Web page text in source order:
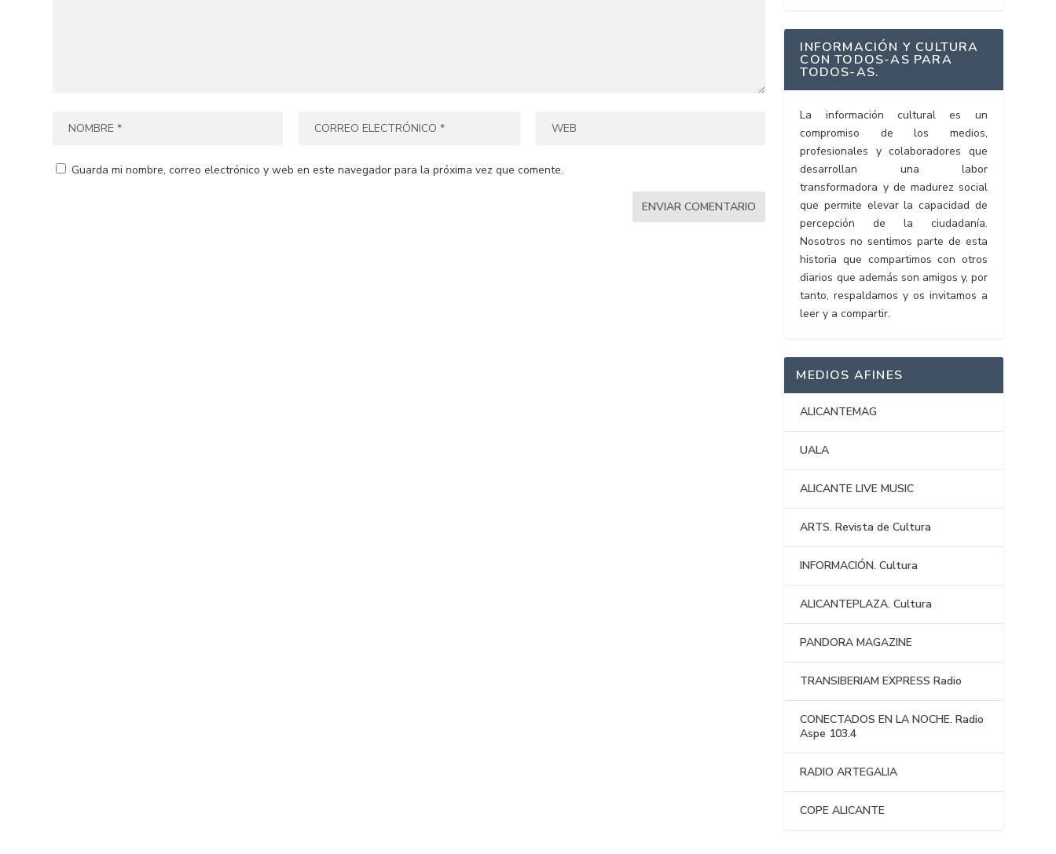
Guarda mi nombre, correo electrónico y web en este navegador para la próxima vez que comente.
INFORMACIÓN Y CULTURA
CON TODOS-AS PARA
TODOS-AS.
La información cultural es un
compromiso de los medios,
profesionales y colaboradores que
desarrollan una labor
transformadora y de madurez social
que permite elevar la capacidad de
percepción de la ciudadanía.
Nosotros no sentimos parte de esta
historia que compartimos con otros
diarios que además son amigos y, por
tanto, respaldamos y os invitamos a
leer y a compartir.
MEDIOS AFINES
ALICANTEMAG
UALA
ALICANTE LIVE MUSIC
ARTS. Revista de Cultura
INFORMACIÓN. Cultura
ALICANTEPLAZA. Cultura
PANDORA MAGAZINE
TRANSIBERIAM EXPRESS Radio
CONECTADOS EN LA NOCHE. Radio
Aspe 103.4
RADIO ARTEGALIA
COPE ALICANTE